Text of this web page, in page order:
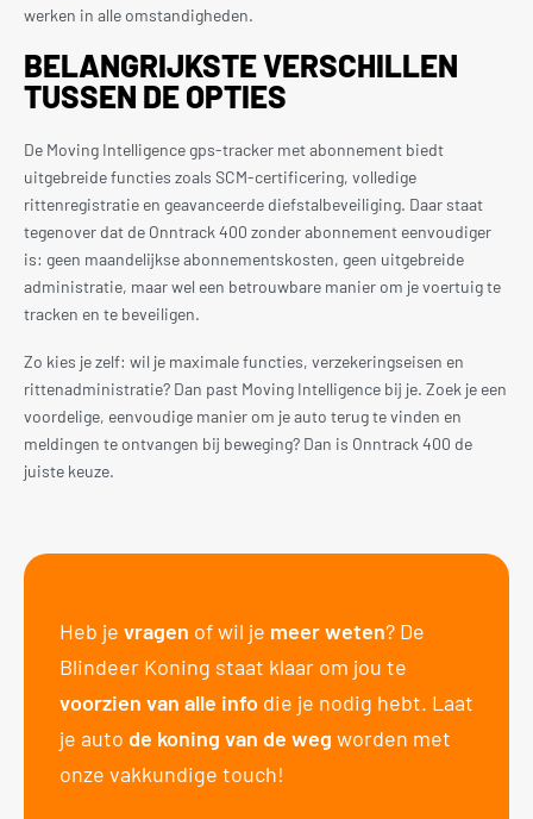
werken in alle omstandigheden.
BELANGRIJKSTE VERSCHILLEN
TUSSEN DE OPTIES
De Moving Intelligence gps-tracker met abonnement biedt
uitgebreide functies zoals SCM-certificering, volledige
rittenregistratie en geavanceerde diefstalbeveiliging. Daar staat
tegenover dat de Onntrack 400 zonder abonnement eenvoudiger
is: geen maandelijkse abonnementskosten, geen uitgebreide
administratie, maar wel een betrouwbare manier om je voertuig te
tracken en te beveiligen.
Zo kies je zelf: wil je maximale functies, verzekeringseisen en
rittenadministratie? Dan past Moving Intelligence bij je. Zoek je een
voordelige, eenvoudige manier om je auto terug te vinden en
meldingen te ontvangen bij beweging? Dan is Onntrack 400 de
juiste keuze.
Heb je vragen of wil je meer weten? De
Blindeer Koning staat klaar om jou te
voorzien van alle info die je nodig hebt. Laat
je auto de koning van de weg worden met
onze vakkundige touch!